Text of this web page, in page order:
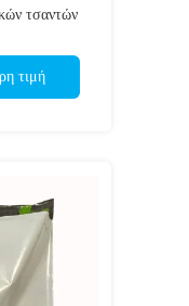
τσαντών
τιμή